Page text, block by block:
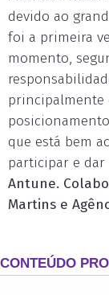
devido ao
foi a primeira
momento,
principalmente
que está bem
participar e dar
Antune.
Martins e